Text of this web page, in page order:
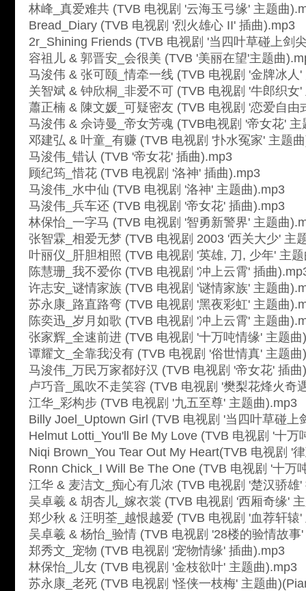
林峰_真爱难共 (TVB 电视剧 '云海玉弓缘' 主题曲
Bread_Diary (TVB 电视剧 '烈火雄心 II' 插曲).mp3
2r_Shining Friends (TVB 电视剧 '当四叶草碰上剑
容祖儿 & 郭晋安_会很美 (TVB '美丽在望'主题曲
马浚伟 & 张可颐_情牵一线 (TVB 电视剧 '金牌冰人'
关智斌 & 钟欣桐_非爱不可 (TVB 电视剧 '牛郎织女
蕭正楠 & 陳文媛_可疑密友 (TVB 电视剧 '恋爱自由
马浚伟 & 佘诗曼_帝女芳魂 (TVB电视剧 '帝女花' 主
邓建弘 & 叶童_有赚 (TVB 电视剧 '扑水冤家' 主题
马浚伟_错认 (TVB '帝女花' 插曲).mp3
顾纪筠_惜花 (TVB 电视剧 '洛神' 插曲).mp3
马浚伟_水中仙 (TVB 电视剧 '洛神' 主题曲).mp3
马浚伟_兵车还 (TVB 电视剧 '帝女花' 插曲).mp3
林保怡_一字马 (TVB 电视剧 '智勇新警界' 主题曲
张智霖_相爱无梦 (TVB 电视剧 2003 '西关大少' 主
叶丽仪_肝胆相照 (TVB 电视剧 '英雄, 刀, 少年' 主
陈慧珊_我不爱你 (TVB 电视剧 '冲上云霄' 插曲
许志安_谜情家族 (TVB 电视剧 '谜情家族' 主题曲
苏永康_路直路弯 (TVB 电视剧 '黑夜彩虹' 主题曲
陈奕迅_岁月如歌 (TVB 电视剧 '冲上云霄' 主题曲
张家辉_全速前进 (TVB 电视剧 '十万吨情缘' 主题曲
谭耀文_全靠我没有 (TVB 电视剧 '俗世情真' 主题曲
马浚伟_万民万家都好汉 (TVB 电视剧 '帝女花' 插曲
卢巧音_風吹不走笑容 (TVB 电视剧 '樊梨花烽火奇
江华_彩构步 (TVB 电视剧 '九五至尊' 主题曲).mp3
Billy Joel_Uptown Girl (TVB 电视剧 '当四叶草碰上
Helmut Lotti_You'll Be My Love (TVB 电视剧 '十万
Niqi Brown_You Tear Out My Heart(TVB 电视剧 '
Ronn Chick_I Will Be The One (TVB 电视剧 '十万
江华 & 麦洁文_痴心有几浓 (TVB 电视剧 '楚汉骄雄'
吴卓羲 & 胡杏儿_嫁衣裳 (TVB 电视剧 '西厢奇缘'
郑少秋 & 汪明荃_越恨越爱 (TVB 电视剧 '血荐轩辕'
吴卓羲 & 杨怡_验情 (TVB 电视剧 '28楼的验情故事
郑秀文_宠物 (TVB 电视剧 '宠物情缘' 插曲).mp3
林保怡_儿女 (TVB 电视剧 '金枝欲叶' 主题曲).mp3
苏永康_老死 (TVB 电视剧 '怪侠一枝梅' 主题曲